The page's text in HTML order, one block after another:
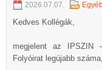
2026.07.07.
Kedves Kollégák,
megjelent az IPSZIN
Folyóirat legújabb